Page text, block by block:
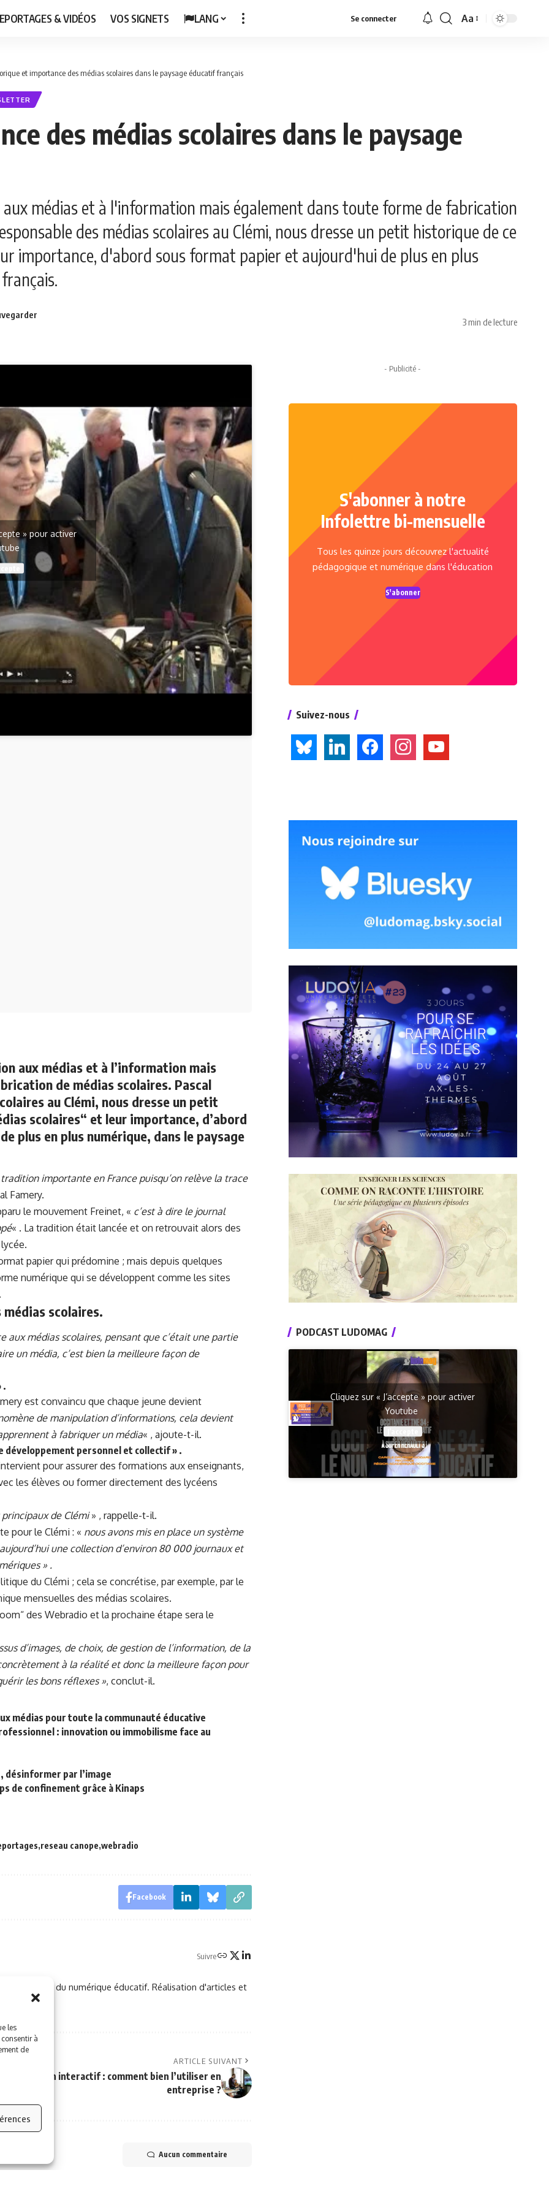
les
à
de
& VIDÉOS VOS SIGNETS LANG Se connecter
Font
Aa
et importance des médias scolaires dans le paysage éducatif français
des médias scolaires dans le paysage
médias et à l'information mais également dans toute forme de fabrication
des médias scolaires au Clémi, nous dresse un petit historique de ce
importance, d'abord sous format papier et aujourd'hui de plus en plus
3 min de lecture
» pour activer
aux médias et à l’information mais
de médias scolaires. Pascal
au Clémi, nous dresse un petit
scolaires“ et leur importance, d’abord
plus en plus numérique, dans le paysage
importante en France puisqu’on relève la trace
Famery.
le mouvement Freinet, « c’est à dire le journal
« . La tradition était lancée et on retrouvait alors des
papier qui prédomine ; mais depuis quelques
numérique qui se développent comme les sites
médias scolaires.
aux médias scolaires, pensant que c’était une partie
un média, c’est bien la meilleure façon de
.
est convaincu que chaque jeune devient
de manipulation d’informations, cela devient
à fabriquer un média« , ajoute-t-il.
développement personnel et collectif » .
pour assurer des formations aux enseignants,
les élèves ou former directement des lycéens
de Clémi» , rappelle-t-il.
pour le Clémi : « nous avons mis en place un système
une collection d’environ 80 000 journaux et
» .
du Clémi ; cela se concrétise, par exemple, par le
mensuelles des médias scolaires.
des Webradio et la prochaine étape sera le
d’images, de choix, de gestion de l’information, de la
à la réalité et donc la meilleure façon pour
les bons réflexes », conclut-il.
médias pour toute la communauté éducative
: innovation ou immobilisme face au
par l’image
de confinement grâce à Kinaps
reseau canope webradio
Facebook
Suivre
d'été du numérique éducatif. Réalisation d'articles et
ARTICLE SUIVANT
L’écran interactif : comment bien l’utiliser en
entreprise ?
Aucun commentaire
- Publicité -
S'abonner à notre
Infolettre bi-mensuelle
Tous les quinze jours découvrez l'actualité
pédagogique et numérique dans l'éducation
S'abonner
Suivez-nous
bluesky linkedin facebookinstagramyoutube
PODCAST LUDOMAG
Cliquez sur « J’accepte » pour activer
Youtube